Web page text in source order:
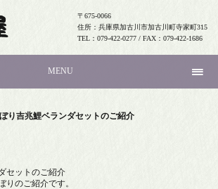
〒675-0066
住所：兵庫県加古川市加古川町寺家町315
TEL：079-422-0277 / FAX：079-422-1686
MENU
り吉兆鯉ベランダセットのご紹介
セットのご紹介
りのご紹介です。